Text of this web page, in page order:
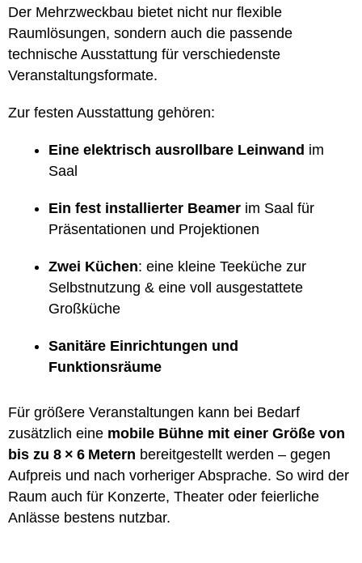
Der Mehrzweckbau bietet nicht nur flexible
Raumlösungen, sondern auch die passende
technische Ausstattung für verschiedenste
Veranstaltungsformate.
Zur festen Ausstattung gehören:
Eine elektrisch ausrollbare Leinwand im
Saal
Ein fest installierter Beamer im Saal für
Präsentationen und Projektionen
Zwei Küchen: eine kleine Teeküche zur
Selbstnutzung & eine voll ausgestattete
Großküche
Sanitäre Einrichtungen und
Funktionsräume
Für größere Veranstaltungen kann bei Bedarf
zusätzlich eine mobile Bühne mit einer Größe von
bis zu 8 × 6 Metern bereitgestellt werden – gegen
Aufpreis und nach vorheriger Absprache. So wird der
Raum auch für Konzerte, Theater oder feierliche
Anlässe bestens nutzbar.